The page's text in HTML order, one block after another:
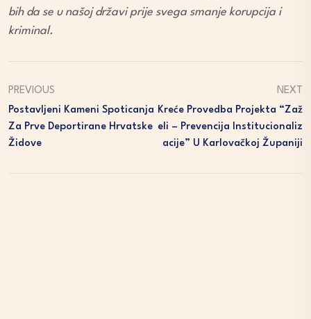
bih da se u našoj državi prije svega smanje korupcija i
kriminal.
PREVIOUS
Postavljeni Kameni Spoticanja
Za Prve Deportirane Hrvatske
Židove
NEXT
Kreće Provedba Projekta “Zaž
Eli – Prevencija Institucionaliz
Acije” U Karlovačkoj Županiji